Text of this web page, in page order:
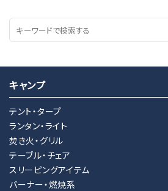
キャンプ
テント・タープ
ランタン・ライト
焚き火・グリル
テーブル・チェア
スリーピングアイテム
バーナー・燃焼系